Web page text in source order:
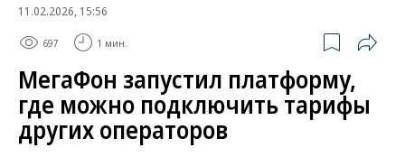
11.02.2026, 15:56
697 1 мин.
МегаФон запустил платформу,
где можно подключить тарифы
других операторов